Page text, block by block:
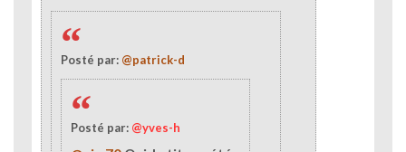
Posté par: @patrick-d
Posté par: @yves-h